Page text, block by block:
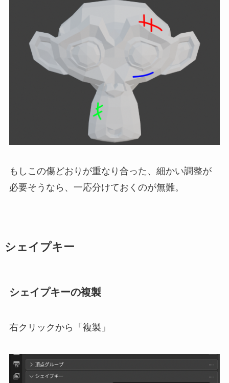
もしこの傷どおりが重なり合った、細かい調整が
必要そうなら、一応分けておくのが無難。
シェイプキー
シェイプキーの複製
右クリックから「複製」